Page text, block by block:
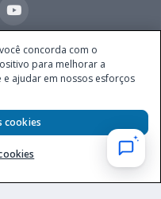
(CNPJ 52.868.380/0001-84), com
4.055, 3º andar, Itaim Bibi, no
CEP 04538-133, Brasil - empresa
da Fazenda, conforme Portaria nº
DOU em 11.2.2025.
concorda com o
para melhorar a
e ajudar em nossos esforços
cookies